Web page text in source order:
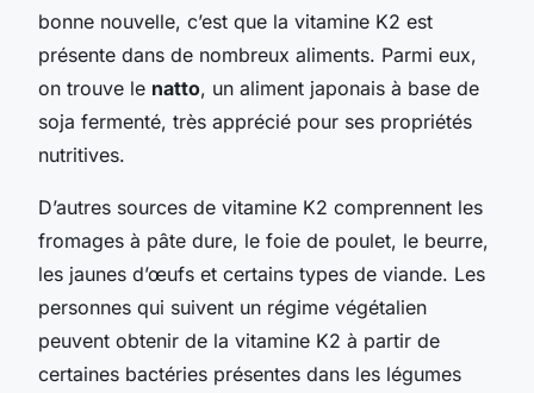
bonne nouvelle, c’est que la vitamine K2 est
présente dans de nombreux aliments. Parmi eux,
on trouve le natto, un aliment japonais à base de
soja fermenté, très apprécié pour ses propriétés
nutritives.
D’autres sources de vitamine K2 comprennent les
fromages à pâte dure, le foie de poulet, le beurre,
les jaunes d’œufs et certains types de viande. Les
personnes qui suivent un régime végétalien
peuvent obtenir de la vitamine K2 à partir de
certaines bactéries présentes dans les légumes